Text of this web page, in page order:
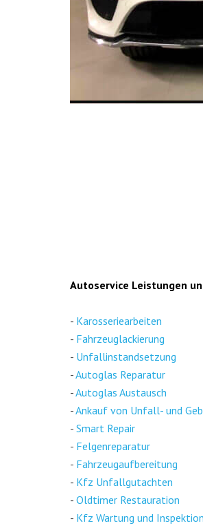
Auto­ser­vice Leis­tun­gen
- Karos­se­rie­ar­bei­ten
- Fahr­zeug­la­ckie­rung
- Unfall­in­stand­set­zung
-Auto­glas Repa­ra­tur
-Auto­glas Aus­tausch
-Ankauf von Unfall- und
- Smart Repair
- Fel­gen­re­pa­ra­tur
- Fahr­zeug­auf­be­rei­tung
- Kfz Unfall­gut­ach­ten
- Old­ti­mer Restau­ra­ti­on
- Kfz War­tung und Inspek­ti­on